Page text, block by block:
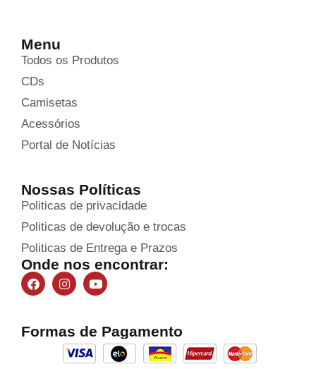
Menu
Todos os Produtos
CDs
Camisetas
Acessórios
Portal de Notícias
Nossas Políticas
Politicas de privacidade
Politicas de devolução e trocas
Politicas de Entrega e Prazos
Onde nos encontrar:
Formas de Pagamento